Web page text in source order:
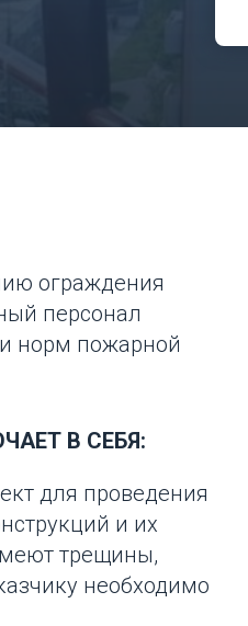
ограждения
персонал
норм пожарной
В СЕБЯ:
для проведения
и их
трещины,
необходимо